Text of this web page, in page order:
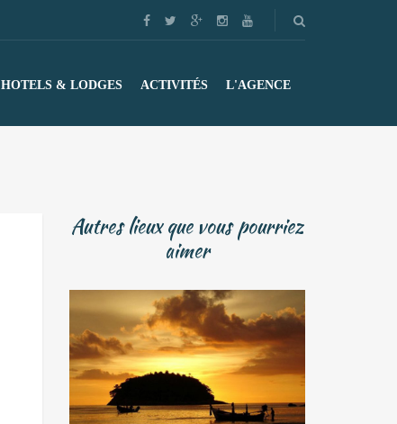
HOTELS & LODGES ACTIVITÉS L'AGENCE
Autres lieux que vous pourriez
aimer